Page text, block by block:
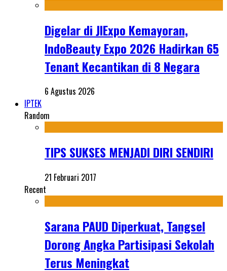
Digelar di JIExpo Kemayoran,
IndoBeauty Expo 2026 Hadirkan 65
Tenant Kecantikan di 8 Negara
6 Agustus 2026
IPTEK
Random
TIPS SUKSES MENJADI DIRI SENDIRI
21 Februari 2017
Recent
Sarana PAUD Diperkuat, Tangsel
Dorong Angka Partisipasi Sekolah
Terus Meningkat